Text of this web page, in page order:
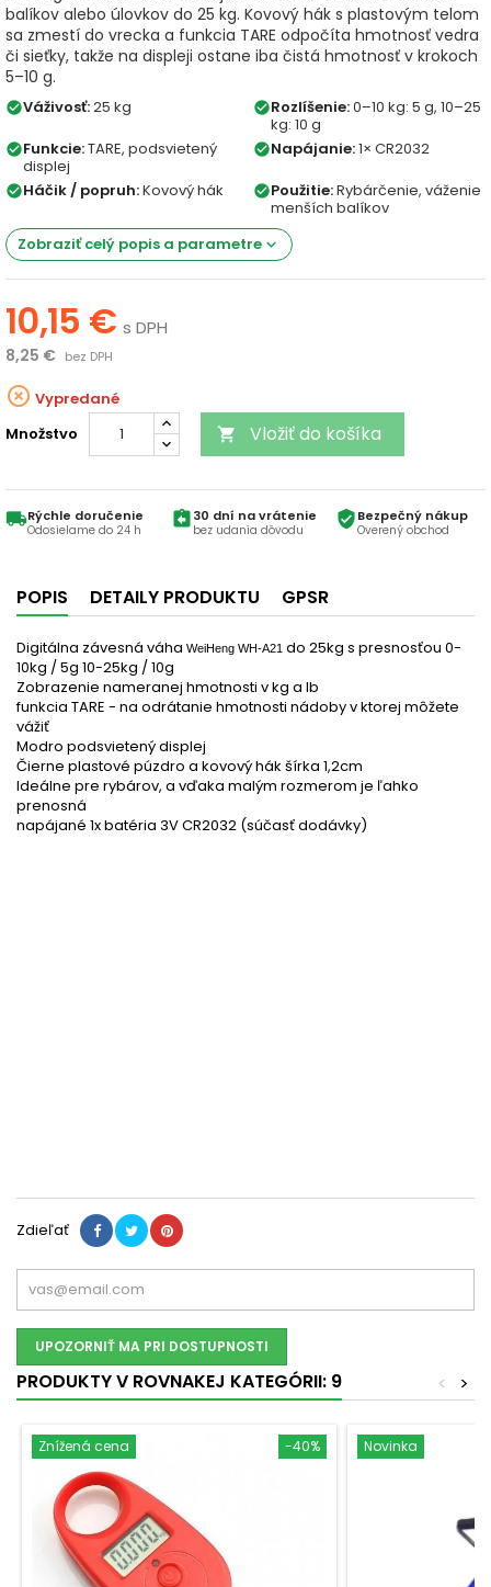
balíkov alebo úlovkov do 25 kg. Kovový hák s plastovým telom
sa zmestí do vrecka a funkcia TARE odpočíta hmotnosť vedra
či sieťky, takže na displeji ostane iba čistá hmotnosť v krokoch
5–10 g.
check_circleVáživosť:25 kg check_circleRozlíšenie:0–10 kg: 5 g, 10–25
kg: 10 g
check_circleFunkcie:TARE, podsvietený
displej
check_circleNapájanie:1× CR2032
check_circleHáčik / popruh:Kovový hák check_circlePoužitie:Rybárčenie, váženie
menších balíkov
Zobraziť celý popis a parametre keyboard_arrow_down
10,15 € s DPH
8,25 € bez DPH
highlight_off Vypredané
Množstvo
 Vložiť do košíka
local_shippingRýchle doručenie
Odosielame do 24 h
assignment_return30 dní na vrátenie
bez udania dôvodu
verified_userBezpečný nákup
Overený obchod
POPIS DETAILY PRODUKTU GPSR
Digitálna závesná váha WeiHeng WH-A21 do 25kg s presnosťou 0-
10kg / 5g 10-25kg / 10g
Zobrazenie nameranej hmotnosti v kg a lb
funkcia TARE - na odrátanie hmotnosti nádoby v ktorej môžete
vážiť
Modro podsvietený displej
Čierne plastové púzdro a kovový hák šírka 1,2cm
Ideálne pre rybárov, a vďaka malým rozmerom je ľahko
prenosná
napájané 1x batéria 3V CR2032 (súčasť dodávky)
Zdieľať
UPOZORNIŤ MA PRI DOSTUPNOSTI
PRODUKTY V ROVNAKEJ KATEGÓRII: 9 >
<
-40%
Znížená cena Novinka